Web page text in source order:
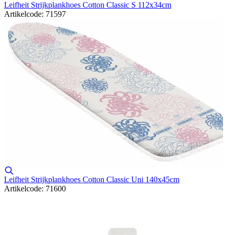
Leifheit Strijkplankhoes Cotton Classic S 112x34cm
Artikelcode: 71597
Leifheit Strijkplankhoes Cotton Classic Uni 140x45cm
Artikelcode: 71600